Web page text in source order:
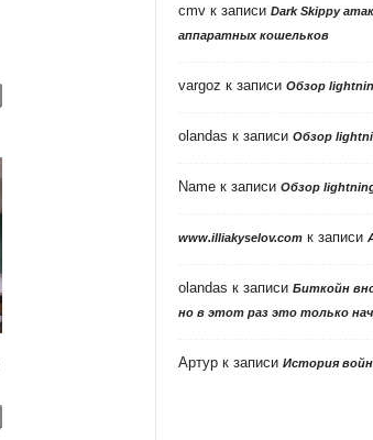
cmv к записиDark Skippy
аппаратных кошельков
vargoz к записиОбзор
olandas к записиОбзор
Name к записиОбзор
www.illiakyselov.com к записи
olandas к записиБиткойн
но в этот раз это только
Артур к записиИстория